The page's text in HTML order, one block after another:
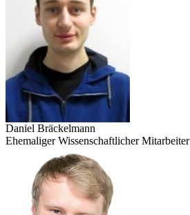
Daniel Bräckelmann
Ehemaliger Wissenschaftlicher Mitarbeiter